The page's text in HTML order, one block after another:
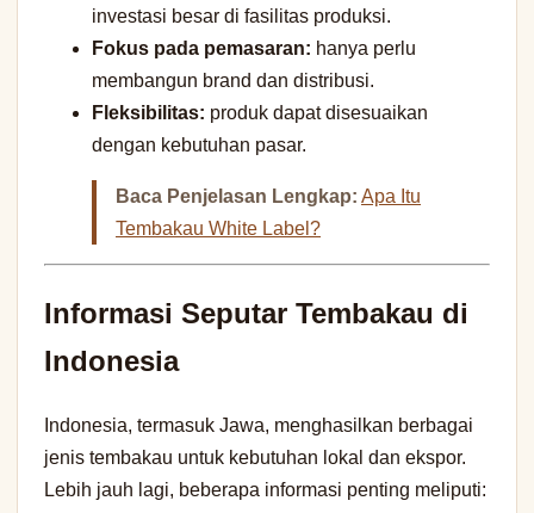
investasi besar di fasilitas produksi.
Fokus pada pemasaran: hanya perlu
membangun brand dan distribusi.
Fleksibilitas: produk dapat disesuaikan
dengan kebutuhan pasar.
Baca Penjelasan Lengkap: Apa Itu
Tembakau White Label?
Informasi Seputar Tembakau di
Indonesia
Indonesia, termasuk Jawa, menghasilkan berbagai
jenis tembakau untuk kebutuhan lokal dan ekspor.
Lebih jauh lagi, beberapa informasi penting meliputi: